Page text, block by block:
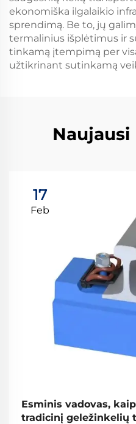
ekonomiška ilgalaikio
sprendimą. Be to, jų
termalinius išplėtimus ir
tinkamą įtempimą per
užtikrinant sutinkamą
17
Feb
Esminis vadovas,
tradicinį geležinkelių